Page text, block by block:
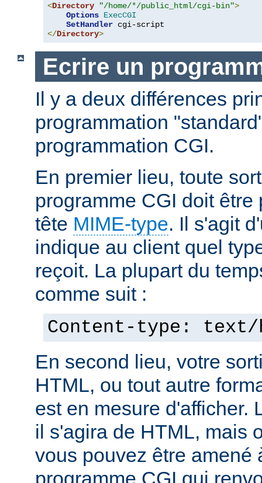
<Directory "/home/*/public_html/cgi-bin">
Options ExecCGI
SetHandler
</Directory>
Ecrire un
Il y a deux différences
programmation
programmation CGI.
En premier lieu, toute
programme CGI doit être
tête MIME-type. Il s'agit
indique au client quel
reçoit. La plupart du
comme suit :
Content-type: text/
En second lieu, votre
HTML, ou tout autre
est en mesure d'afficher.
il s'agira de HTML, mais
vous pouvez être amené
programme CGI qui